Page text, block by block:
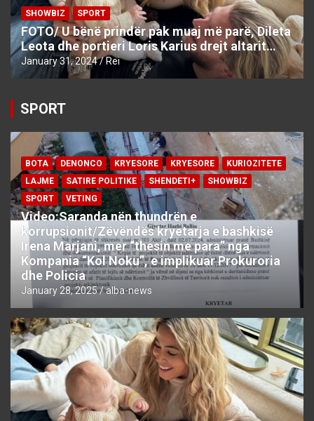
SHOWBIZ SPORT
FOTO/ U bënë prindër pak muaj më parë, Dileta
Leota dhe portieri Loris Karius drejt altarit…
January 31, 2024 Rei
SPORT
BOTA DENONCO KRYESORE KRYESORE
KURIOZITETE
LAJME
SATIRE POLITIKE SHENDETI+
SHOWBIZ
SPORT
VETING
Video:Saranda nën thundrën e
korrupsionit/Zëvëndës kryetarja e bashkisë
Irena Marjani, mer “thesin me para” nga
Kompania “Kol Noku”, e implikuar Prokuroria
dhe Policia
January 28, 2025 alba-news